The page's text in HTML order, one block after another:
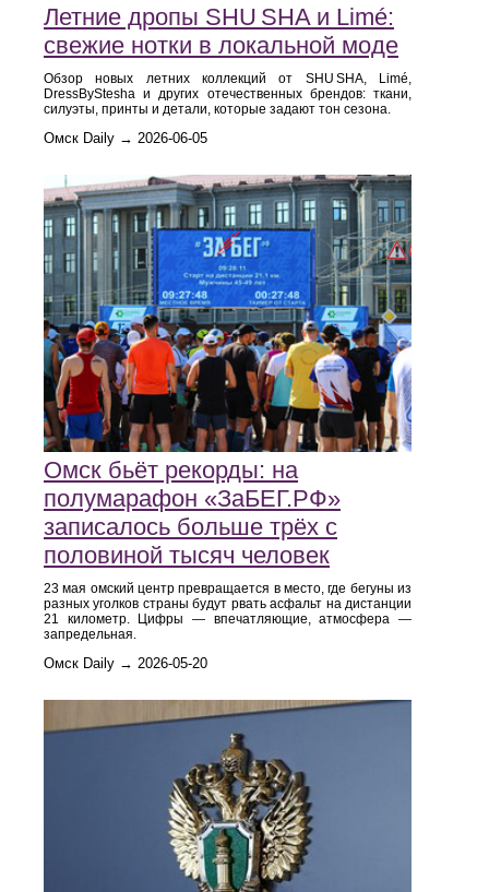
Летние дропы SHU SHA и Limé:
свежие нотки в локальной моде
Обзор новых летних коллекций от SHU SHA, Limé,
DressByStesha и других отечественных брендов: ткани,
силуэты, принты и детали, которые задают тон сезона.
Омск Daily → 2026-06-05
Омск бьёт рекорды: на
полумарафон «ЗаБЕГ.РФ»
записалось больше трёх с
половиной тысяч человек
23 мая омский центр превращается в место, где бегуны из
разных уголков страны будут рвать асфальт на дистанции
21 километр. Цифры — впечатляющие, атмосфера —
запредельная.
Омск Daily → 2026-05-20